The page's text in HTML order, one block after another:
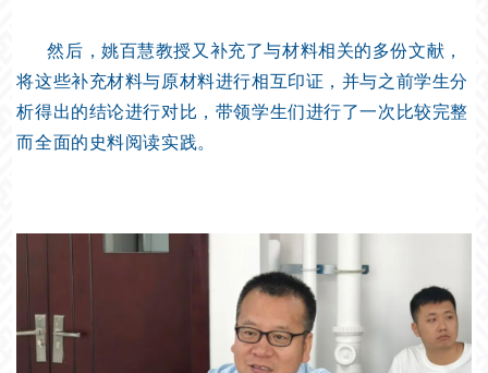
然后，姚百慧教授又补充了与材料相关的多份文献，
将这些补充材料与原材料进行相互印证，并与之前学生分
析得出的结论进行对比，带领学生们进行了一次比较完整
而全面的史料阅读实践。